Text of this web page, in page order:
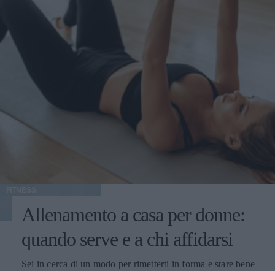
Allenamento a casa per donne:
quando serve e a chi affidarsi
Sei in cerca di un modo per rimetterti in forma e stare bene